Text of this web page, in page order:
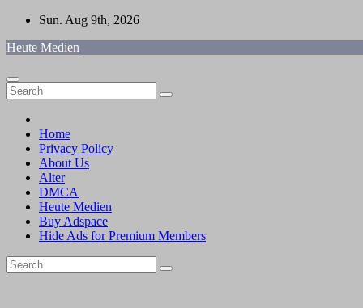
Skip
content
Sun. Aug 9th, 2026
Heute Medien
Home
Privacy Policy
About Us
Alter
DMCA
Heute Medien
Buy Adspace
Hide Ads for Premium Members